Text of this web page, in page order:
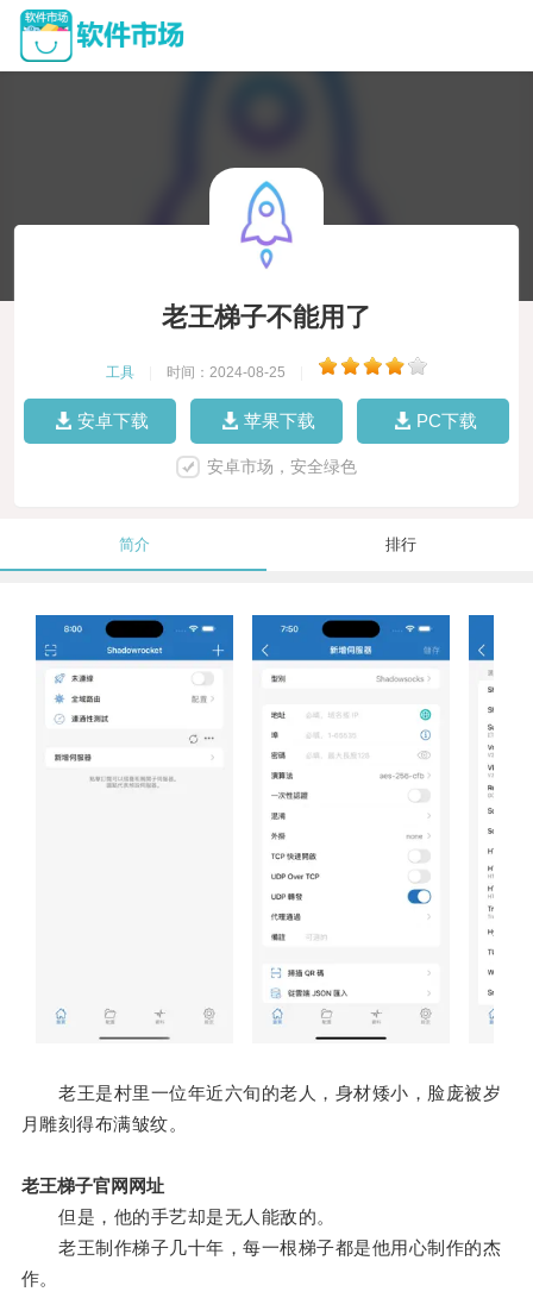
老王梯子不能用了
工具 时间：2024-08-25
安卓下载 苹果下载 PC下载
安卓市场，安全绿色
简介 排行
老王是村里一位年近六旬的老人，身材矮小，脸庞被岁
月雕刻得布满皱纹。
老王梯子官网网址
但是，他的手艺却是无人能敌的。
老王制作梯子几十年，每一根梯子都是他用心制作的杰
作。